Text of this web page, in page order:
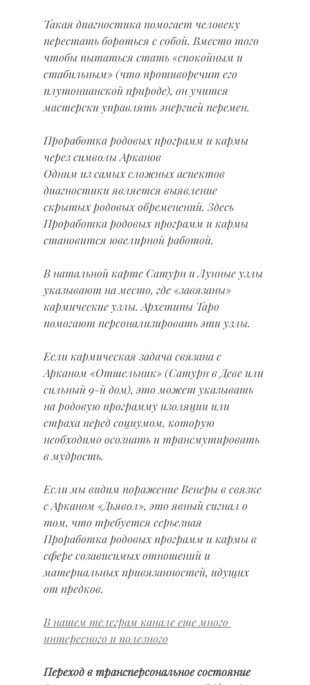
Такая диагностика помогает человеку
перестать бороться с собой. Вместо того
чтобы пытаться стать «спокойным и
стабильным» (что противоречит его
плутонианской природе), он учится
мастерски управлять энергией перемен.
Проработка родовых программ и кармы
через символы Арканов
Одним из самых сложных аспектов
диагностики является выявление
скрытых родовых обременений. Здесь
Проработка родовых программ и кармы
становится ювелирной работой.
В натальной карте Сатурн и Лунные узлы
указывают на место, где «завязаны»
кармические узлы. Архетипы Таро
помогают персонализировать эти узлы.
Если кармическая задача связана с
Арканом «Отшельник» (Сатурн в Деве или
сильный 9-й дом), это может указывать
на родовую программу изоляции или
страха перед социумом, которую
необходимо осознать и трансмутировать
в мудрость.
Если мы видим поражение Венеры в связке
с Арканом «Дьявол», это явный сигнал о
том, что требуется серьезная
Проработка родовых программ и кармы в
сфере созависимых отношений и
материальных привязанностей, идущих
от предков.
В нашем телеграм канале еще много
интересного и полезного
Переход в трансперсональное состояние